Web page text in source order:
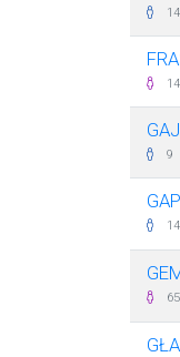
9
65